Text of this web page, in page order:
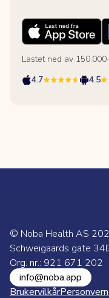
Lastet ned av
4.7
4.5
© Noba Health AS
Schweigaards gate
Org. nr.: 921 671 202
info@noba.app
Brukervilkår